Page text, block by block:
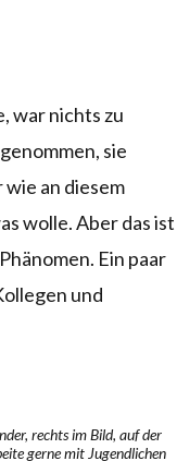
war nichts zu
sie
an diesem
wolle. Aber das ist
Ein paar
und
rechts im Bild, auf der
gerne mit Jugendlichen